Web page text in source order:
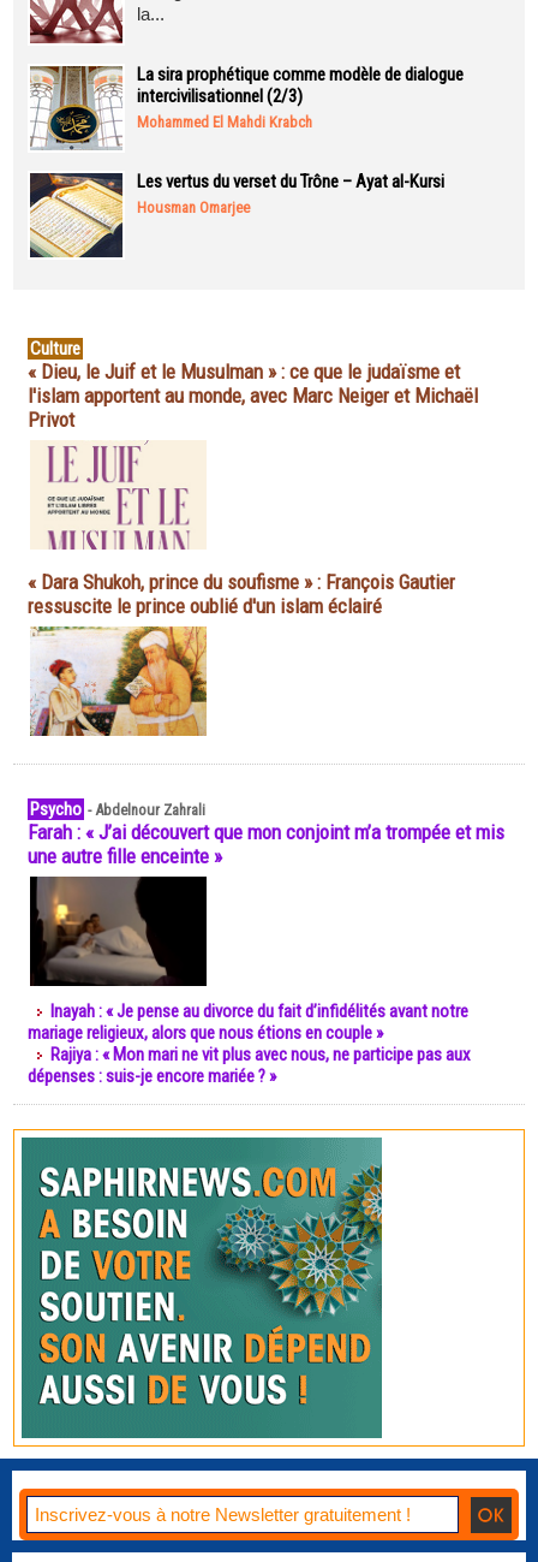
la...
La sira prophétique comme modèle de dialogue
intercivilisationnel (2/3)
Mohammed El Mahdi Krabch
Les vertus du verset du Trône – Ayat al-Kursi
Housman Omarjee
Culture
« Dieu, le Juif et le Musulman » : ce que le judaïsme et
l'islam apportent au monde, avec Marc Neiger et Michaël
Privot
« Dara Shukoh, prince du soufisme » : François Gautier
ressuscite le prince oublié d'un islam éclairé
Psycho -Abdelnour Zahrali
Farah : « J’ai découvert que mon conjoint m’a trompée et mis
une autre fille enceinte »
Inayah : « Je pense au divorce du fait d’infidélités avant notre
mariage religieux, alors que nous étions en couple »
Rajiya : « Mon mari ne vit plus avec nous, ne participe pas aux
dépenses : suis-je encore mariée ? »